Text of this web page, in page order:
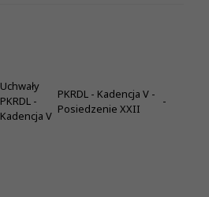
Uchwały
PKRDL -
Kadencja V
PKRDL - Kadencja V -
Posiedzenie XXII
-